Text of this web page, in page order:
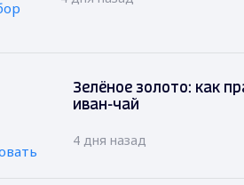
Зелёное золото: как
иван-чай
4 дня назад